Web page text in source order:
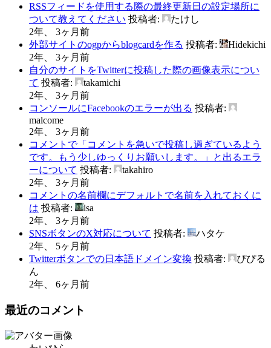
RSSフィードを使用する際の最終更新日の設定場所に
ついて教えてください 投稿者:
たけし
2年、 3ヶ月前
外部サイトのogpからblogcardを作る 投稿者:
Hidekichi
2年、 3ヶ月前
自分のサイトをTwitterに投稿した際の画像表示につい
て 投稿者:
takamichi
2年、 3ヶ月前
コンソールにFacebookのエラーが出る 投稿者:
malcome
2年、 3ヶ月前
コメントで「コメントを急いで投稿し過ぎているよう
です。もう少しゆっくりお願いします。」と出るエラ
ーについて 投稿者:
takahiro
2年、 3ヶ月前
コメントの名前欄にデフォルトで名前を入れておくに
は 投稿者:
isa
2年、 3ヶ月前
SNSボタンのX対応について 投稿者:
ハタケ
2年、 5ヶ月前
Twitterボタンでの日本語ドメイン変換 投稿者:
ぴぴる
ん
2年、 6ヶ月前
最近のコメント